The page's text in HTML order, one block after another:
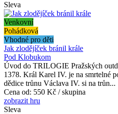
Sleva
Venkovní
Pohádková
Vhodné pro děti
Jak zlodějíček bránil krále
Pod Klobukom
Úvod do TRILOGIE Pražských
1378. Král Karel IV. je na smrtelné
dědice trůnu Václava IV. si na trůn...
Cena od: 550 Kč / skupina
zobrazit hru
Sleva